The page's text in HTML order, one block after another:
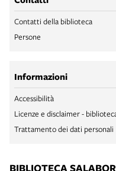
Contatti della biblioteca
Persone
Informazioni
Accessibilità
Licenze e disclaimer -
Trattamento dei dati personali
BIBLIOTECA